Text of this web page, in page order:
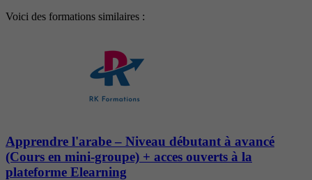
Voici des formations similaires :
Apprendre l'arabe – Niveau débutant à avancé
(Cours en mini-groupe) + acces ouverts à la
plateforme Elearning